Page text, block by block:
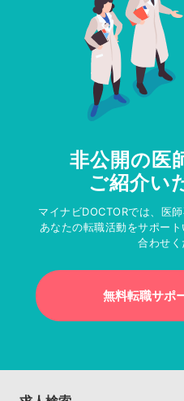
非公開の医
ご紹介い
マイナビDOCTORでは、医
あなたの転職活動をサポー
合わせく
無料転職サポ